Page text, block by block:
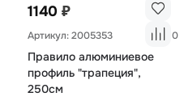
1140 ₽
Артикул: 2005353 0
Правило алюминиевое
профиль "трапеция",
250см